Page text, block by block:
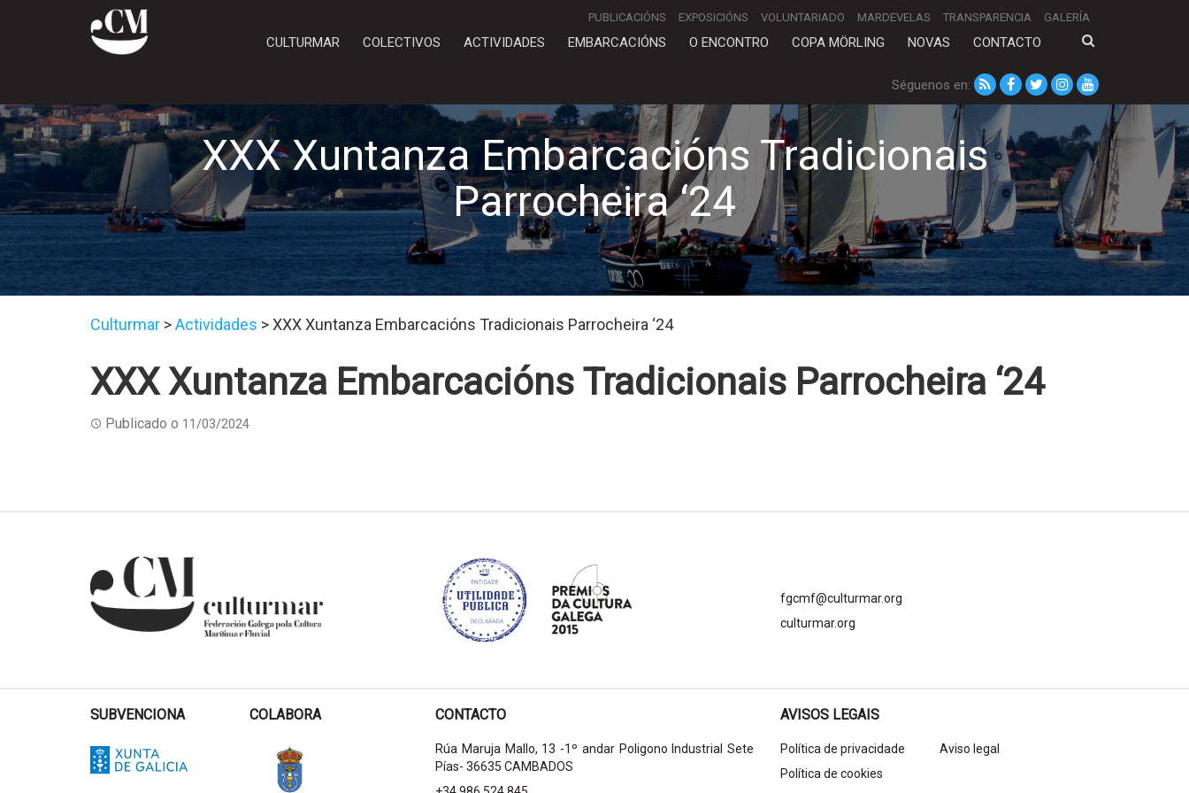
PUBLICACIÓNS EXPOSICIÓNS VOLUNTARIADO MARDEVELAS TRANSPARENCIA GALERÍA
CULTURMAR COLECTIVOS ACTIVIDADES EMBARCACIÓNS O ENCONTRO COPA MÖRLING NOVAS CONTACTO
Séguenos en:
XXX Xuntanza Embarcacións Tradicionais
Parrocheira ‘24
Culturmar >Actividades >XXX Xuntanza Embarcacións Tradicionais Parrocheira ‘24
XXX Xuntanza Embarcacións Tradicionais Parrocheira ‘24
Publicado o 11/03/2024
fgcmf@culturmar.org
culturmar.org
SUBVENCIONA COLABORA CONTACTO
Rúa Maruja Mallo, 13 -1º andar Poligono Industrial Sete
Pías- 36635 CAMBADOS
AVISOS LEGAIS
Política de privacidade
Aviso legal
Política de cookies